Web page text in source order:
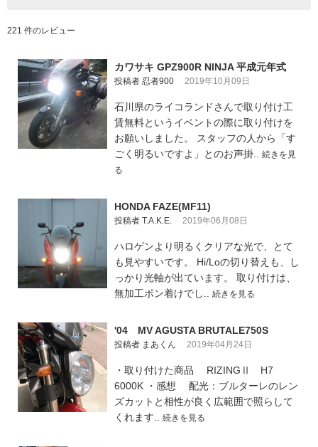
221 件のレビュー
カワサキ GPZ900R NINJA 平成元年式
投稿者 忍者900 2019年10月09日
石川県のライコランドさんで取り付け工
賃無料というイベントの際に取り付けを
お願いしました。 スタッフの人から「す
ごく明るいですよ」とのお声掛.. 続きを見
る
HONDA FAZE(MF11)
投稿者 T.A.K.E. 2019年06月08日
ハロゲンより明るくクリアな光で、とて
も見やすいです。 Hi/Loの切り替えも、し
っかり光軸が出ています。 取り付けは、
無加工ポン着けでし.. 続きを見る
'04 MV AGUSTA BRUTALE750S
投稿者 まあくん 2019年04月24日
・取り付けた商品 RIZINGⅡ H7
6000K ・感想 配光：ブルターレのレン
ズカットと相性が良く広範囲で照らして
くれます.. 続きを見る